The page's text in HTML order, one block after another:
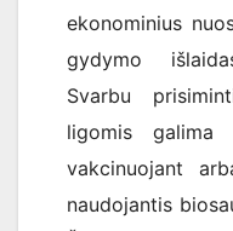
ekonominius
gydymo
Svarbu
ligomis
vakcinuojant
naudojantis